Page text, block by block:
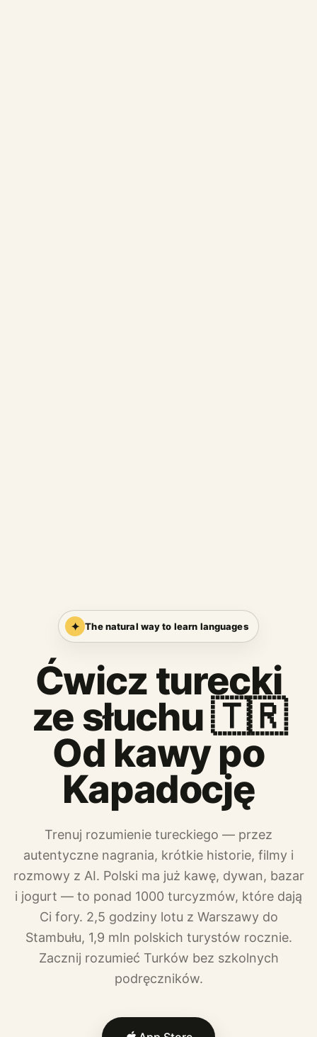
✦ The natural way to learn languages
Ćwicz turecki
ze słuchu 🇹🇷
Od kawy po
Kapadocję
Trenuj rozumienie tureckiego — przez
autentyczne nagrania, krótkie historie, filmy i
rozmowy z AI. Polski ma już kawę, dywan, bazar
i jogurt — to ponad 1000 turcyzmów, które dają
Ci fory. 2,5 godziny lotu z Warszawy do
Stambułu, 1,9 mln polskich turystów rocznie.
Zacznij rozumieć Turków bez szkolnych
podręczników.